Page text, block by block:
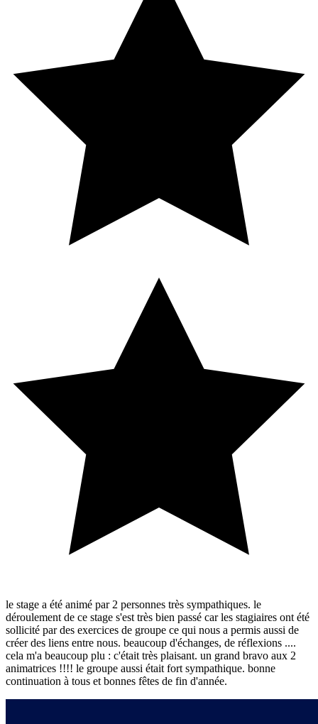
le stage a été animé par 2 personnes très sympathiques. le
déroulement de ce stage s'est très bien passé car les stagiaires ont été
sollicité par des exercices de groupe ce qui nous a permis aussi de
créer des liens entre nous. beaucoup d'échanges, de réflexions ....
cela m'a beaucoup plu : c'était très plaisant. un grand bravo aux 2
animatrices !!!! le groupe aussi était fort sympathique. bonne
continuation à tous et bonnes fêtes de fin d'année.